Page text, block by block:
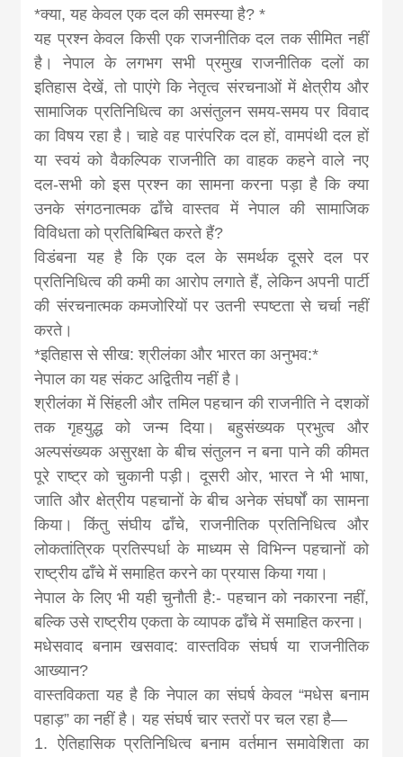
*क्या, यह केवल एक दल की समस्या है? *
यह प्रश्न केवल किसी एक राजनीतिक दल तक सीमित नहीं
है। नेपाल के लगभग सभी प्रमुख राजनीतिक दलों का
इतिहास देखें, तो पाएंगे कि नेतृत्व संरचनाओं में क्षेत्रीय और
सामाजिक प्रतिनिधित्व का असंतुलन समय-समय पर विवाद
का विषय रहा है। चाहे वह पारंपरिक दल हों, वामपंथी दल हों
या स्वयं को वैकल्पिक राजनीति का वाहक कहने वाले नए
दल-सभी को इस प्रश्न का सामना करना पड़ा है कि क्या
उनके संगठनात्मक ढाँचे वास्तव में नेपाल की सामाजिक
विविधता को प्रतिबिम्बित करते हैं?
विडंबना यह है कि एक दल के समर्थक दूसरे दल पर
प्रतिनिधित्व की कमी का आरोप लगाते हैं, लेकिन अपनी पार्टी
की संरचनात्मक कमजोरियों पर उतनी स्पष्टता से चर्चा नहीं
करते।
*इतिहास से सीख: श्रीलंका और भारत का अनुभव:*
नेपाल का यह संकट अद्वितीय नहीं है।
श्रीलंका में सिंहली और तमिल पहचान की राजनीति ने दशकों
तक गृहयुद्ध को जन्म दिया। बहुसंख्यक प्रभुत्व और
अल्पसंख्यक असुरक्षा के बीच संतुलन न बना पाने की कीमत
पूरे राष्ट्र को चुकानी पड़ी। दूसरी ओर, भारत ने भी भाषा,
जाति और क्षेत्रीय पहचानों के बीच अनेक संघर्षों का सामना
किया। किंतु संघीय ढाँचे, राजनीतिक प्रतिनिधित्व और
लोकतांत्रिक प्रतिस्पर्धा के माध्यम से विभिन्न पहचानों को
राष्ट्रीय ढाँचे में समाहित करने का प्रयास किया गया।
नेपाल के लिए भी यही चुनौती है:- पहचान को नकारना नहीं,
बल्कि उसे राष्ट्रीय एकता के व्यापक ढाँचे में समाहित करना।
मधेसवाद बनाम खसवाद: वास्तविक संघर्ष या राजनीतिक
आख्यान?
वास्तविकता यह है कि नेपाल का संघर्ष केवल “मधेस बनाम
पहाड़” का नहीं है। यह संघर्ष चार स्तरों पर चल रहा है—
1. ऐतिहासिक प्रतिनिधित्व बनाम वर्तमान समावेशिता का